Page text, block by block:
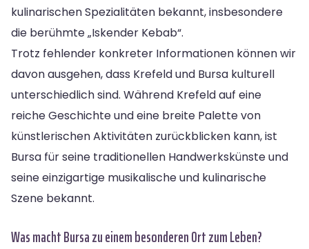
kulinarischen Spezialitäten bekannt, insbesondere
die berühmte „Iskender Kebab“.
Trotz fehlender konkreter Informationen können wir
davon ausgehen, dass Krefeld und Bursa kulturell
unterschiedlich sind. Während Krefeld auf eine
reiche Geschichte und eine breite Palette von
künstlerischen Aktivitäten zurückblicken kann, ist
Bursa für seine traditionellen Handwerkskünste und
seine einzigartige musikalische und kulinarische
Szene bekannt.
Was macht Bursa zu einem besonderen Ort zum Leben?